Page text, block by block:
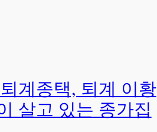
계종택, 퇴계 이황
살고 있는 종가집